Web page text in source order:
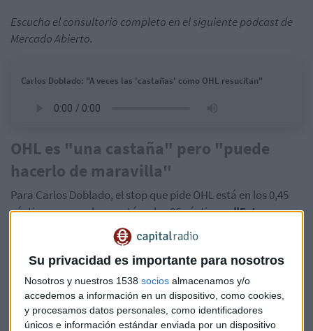
Su privacidad es importante para nosotros
Nosotros y nuestros 1538 socios almacenamos y/o
accedemos a información en un dispositivo, como cookies,
y procesamos datos personales, como identificadores
únicos e información estándar enviada por un dispositivo
Escucha el consultorio completo en el siguiente podcast de
Mercado Abierto.
Carlos Doblado: "A veces las 'castañas' como OHL resucitan"
OHL es "una castaña" pero "puede
hacerlo de maravilla"
Para Carlos Doblado, el stop que pide OHL está en los 0,45
céntimos, pero ahora está en los 86 céntimos."Estamos
diciendo de arriesgar un 50% en un título que no tiene las
características que le gustan a Warren Buffet; no es una
joya a la que puedas permitirle caer un 50%", explica.
A la tercera va la vencida... y la más rentable: Villar Mir
gana 81 millones con los Amodio y OHL